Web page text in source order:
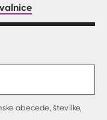
abecede, številke,